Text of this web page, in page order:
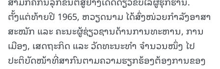
ຕັ້ງແຕ່ທ້າຍປີ 1965, ຫວຽດນາມ ໄດ້ສົ່ງໜ່ວຍກຳລັງອາສາ
ສະໝັກ ແລະ ຄະນະຜູ້ຊ່ຽວຊານດ້ານການທະຫານ, ການ
ເມືອງ, ເສດຖະກິດ ແລະ ວັດທະນະທໍາ ຈໍານວນໜຶ່ງ ໄປ
ປະຕິບັດໜ້າທີ່ສາກົນຕາມຄວາມຮຽກຮ້ອງຕ້ອງການຂອງ